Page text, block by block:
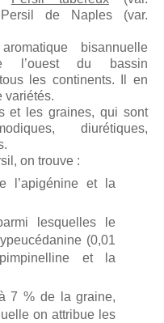
de Naples (var.
bisannuelle
l’ouest du bassin
les continents. Il en
variétés.
et les graines, qui sont
diurétiques,
on trouve :
l’apigénine et la
lesquelles le
(0,01
et la
7 % de la graine,
on attribue les